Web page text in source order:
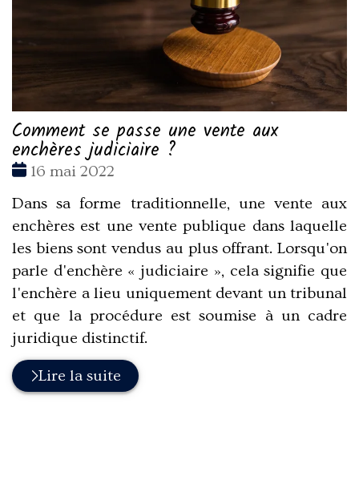
Comment se passe une vente aux
enchères judiciaire ?
Date
16 mai 2022
Dans sa forme traditionnelle, une vente aux
enchères est une vente publique dans laquelle
les biens sont vendus au plus offrant. Lorsqu'on
parle d'enchère « judiciaire », cela signifie que
l'enchère a lieu uniquement devant un tribunal
et que la procédure est soumise à un cadre
juridique distinctif.
Lire la suite